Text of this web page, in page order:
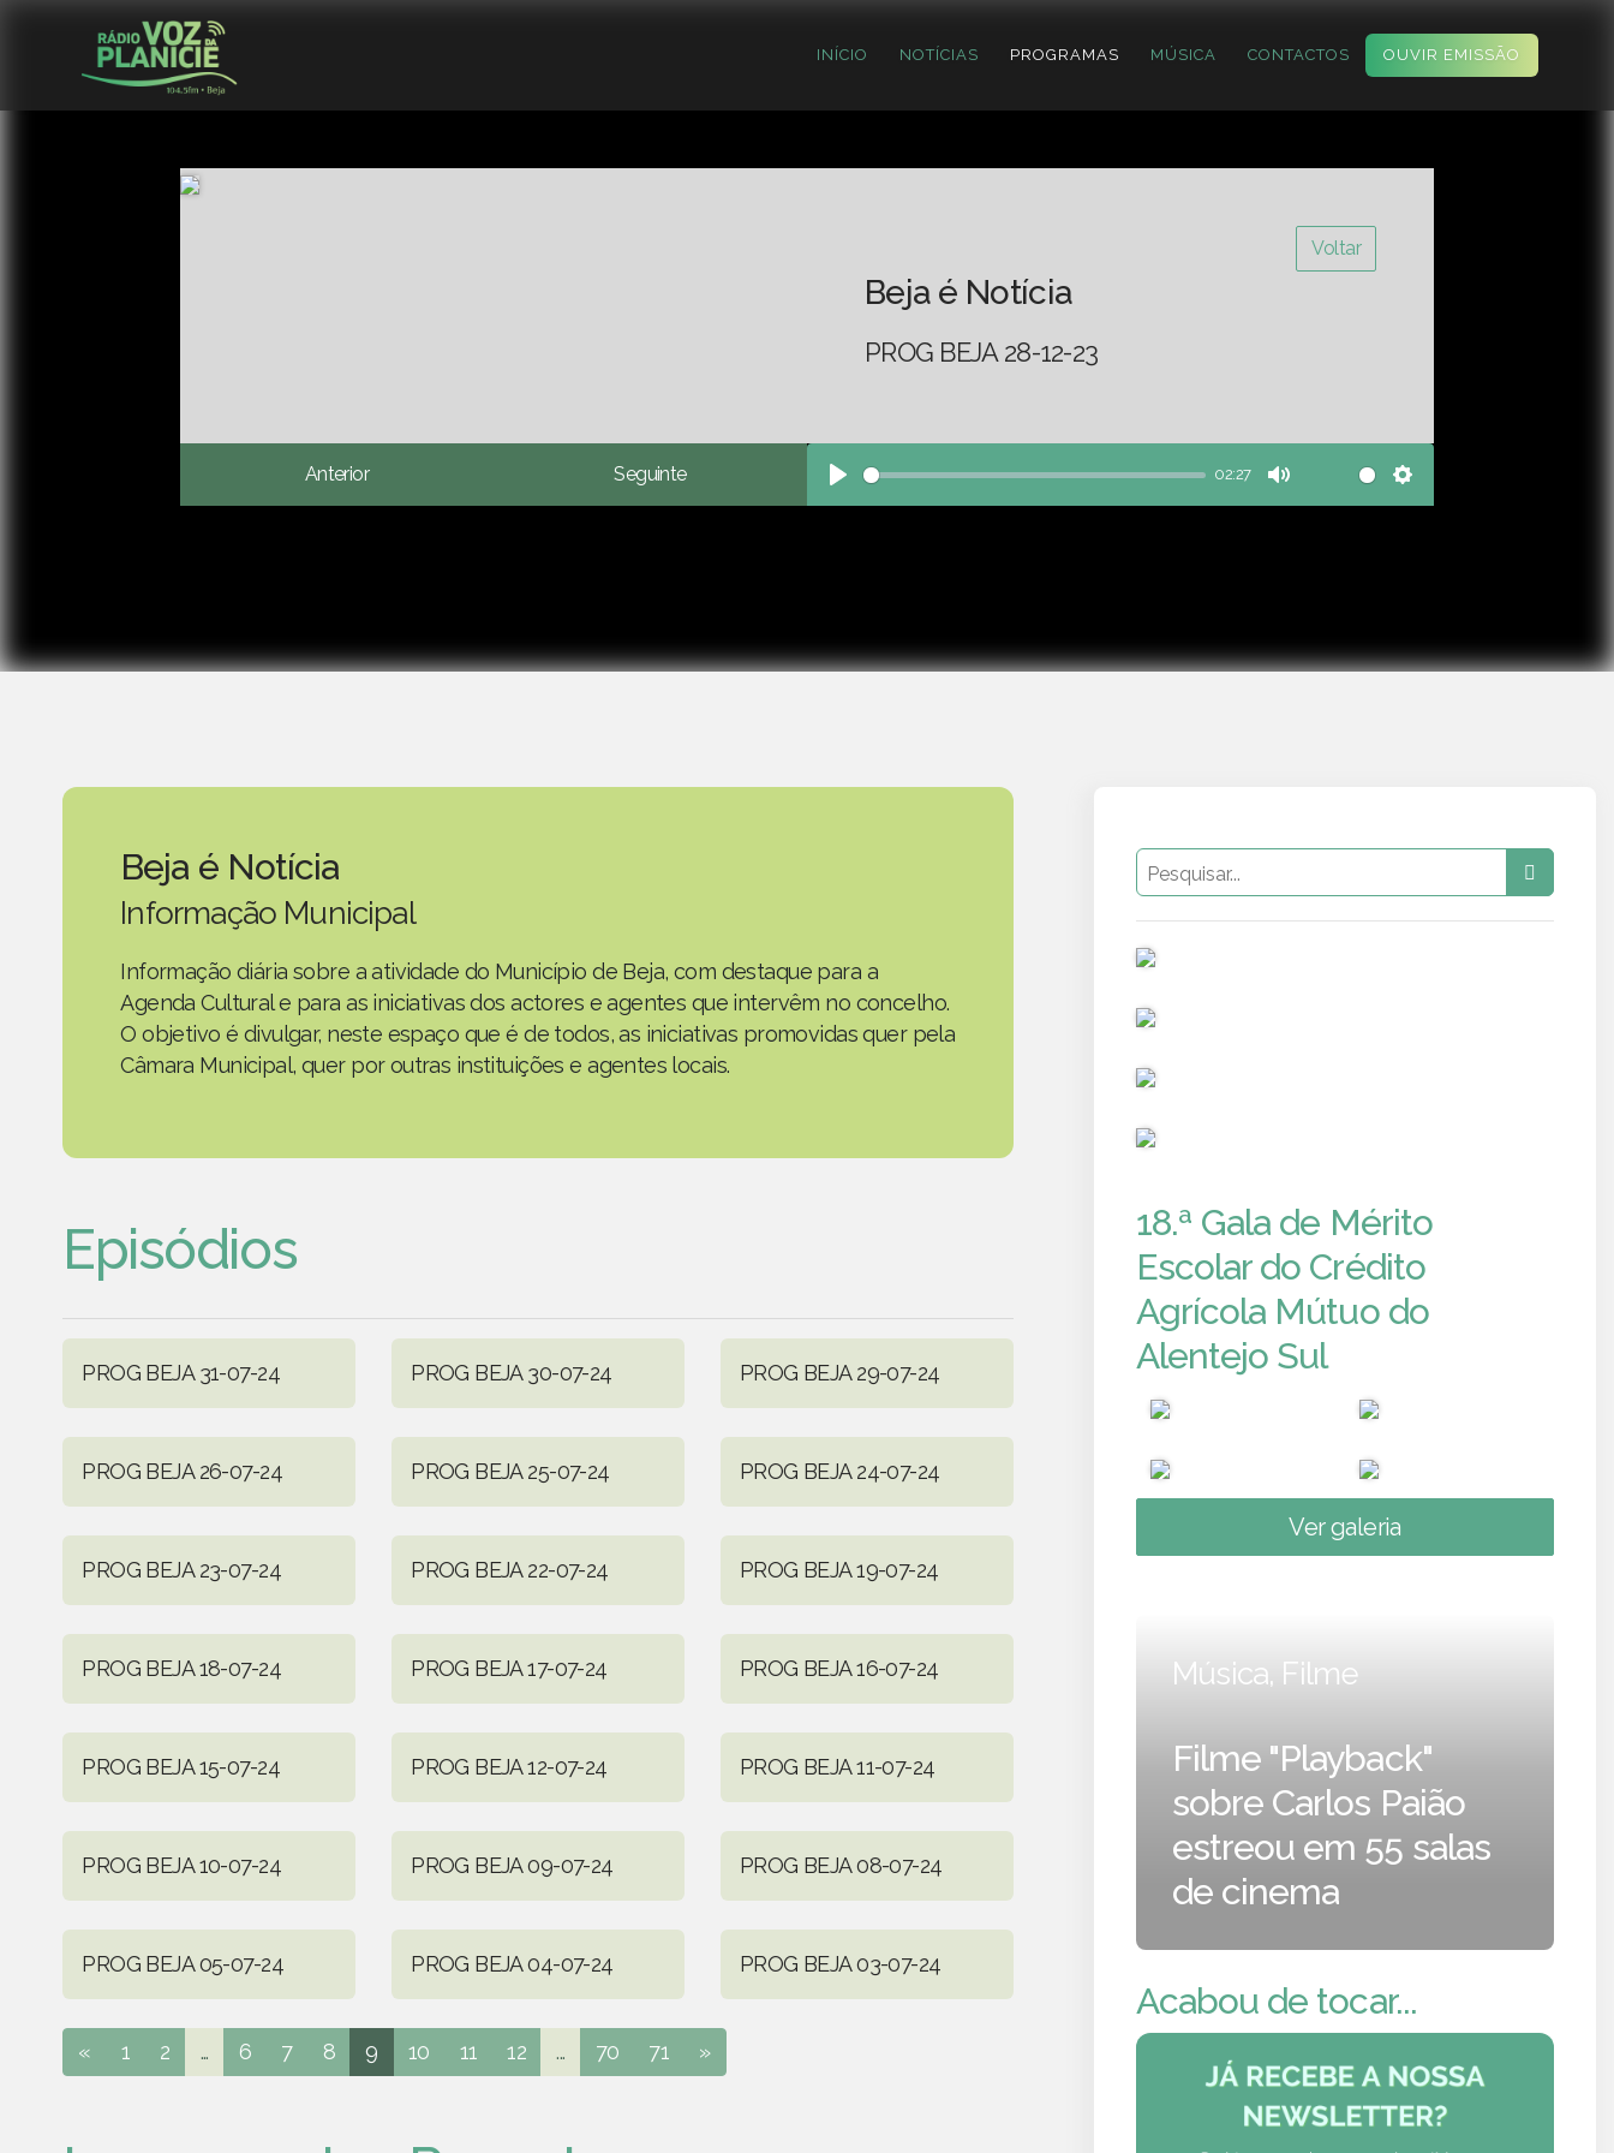
INÍCIO NOTÍCIAS PROGRAMAS MÚSICA CONTACTOS OUVIR EMISSÃO
Voltar
Beja é Notícia
PROG BEJA 28-12-23
Anterior Seguinte
Play
02:27
Mute Settings
Beja é Notícia
Informação Municipal
Informação diária sobre a atividade do Município de Beja, com destaque para a
Agenda Cultural e para as iniciativas dos actores e agentes que intervêm no concelho.
O objetivo é divulgar, neste espaço que é de todos, as iniciativas promovidas quer pela
Câmara Municipal, quer por outras instituições e agentes locais.
Episódios
PROG BEJA 31-07-24 PROG BEJA 30-07-24 PROG BEJA 29-07-24
PROG BEJA 26-07-24 PROG BEJA 25-07-24 PROG BEJA 24-07-24
PROG BEJA 23-07-24 PROG BEJA 22-07-24 PROG BEJA 19-07-24
PROG BEJA 18-07-24 PROG BEJA 17-07-24 PROG BEJA 16-07-24
PROG BEJA 15-07-24 PROG BEJA 12-07-24 PROG BEJA 11-07-24
PROG BEJA 10-07-24 PROG BEJA 09-07-24 PROG BEJA 08-07-24
PROG BEJA 05-07-24 PROG BEJA 04-07-24 PROG BEJA 03-07-24
« 1 2 ... 6 7 8 9 10 11 12 ... 70 71 »
18.ª Gala de Mérito
Escolar do Crédito
Agrícola Mútuo do
Alentejo Sul
Ver galeria
Música, Filme
Filme "Playback"
sobre Carlos Paião
estreou em 55 salas
de cinema
Acabou de tocar...